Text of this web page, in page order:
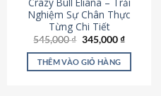
Crazy Bull Eliana – Trải
Nghiệm Sự Chân Thực
Từng Chi Tiết
545,000₫ Giá
là:
545,000 ₫.
345,000₫Giá
tại
THÊM VÀO GIỎ HÀNG